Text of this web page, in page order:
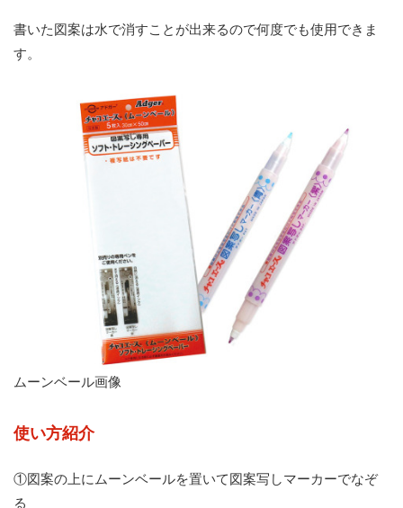
書いた図案は水で消すことが出来るので何度でも使用できま
す。
ムーンベール画像
使い方紹介
①図案の上にムーンベールを置いて図案写しマーカーでなぞ
る